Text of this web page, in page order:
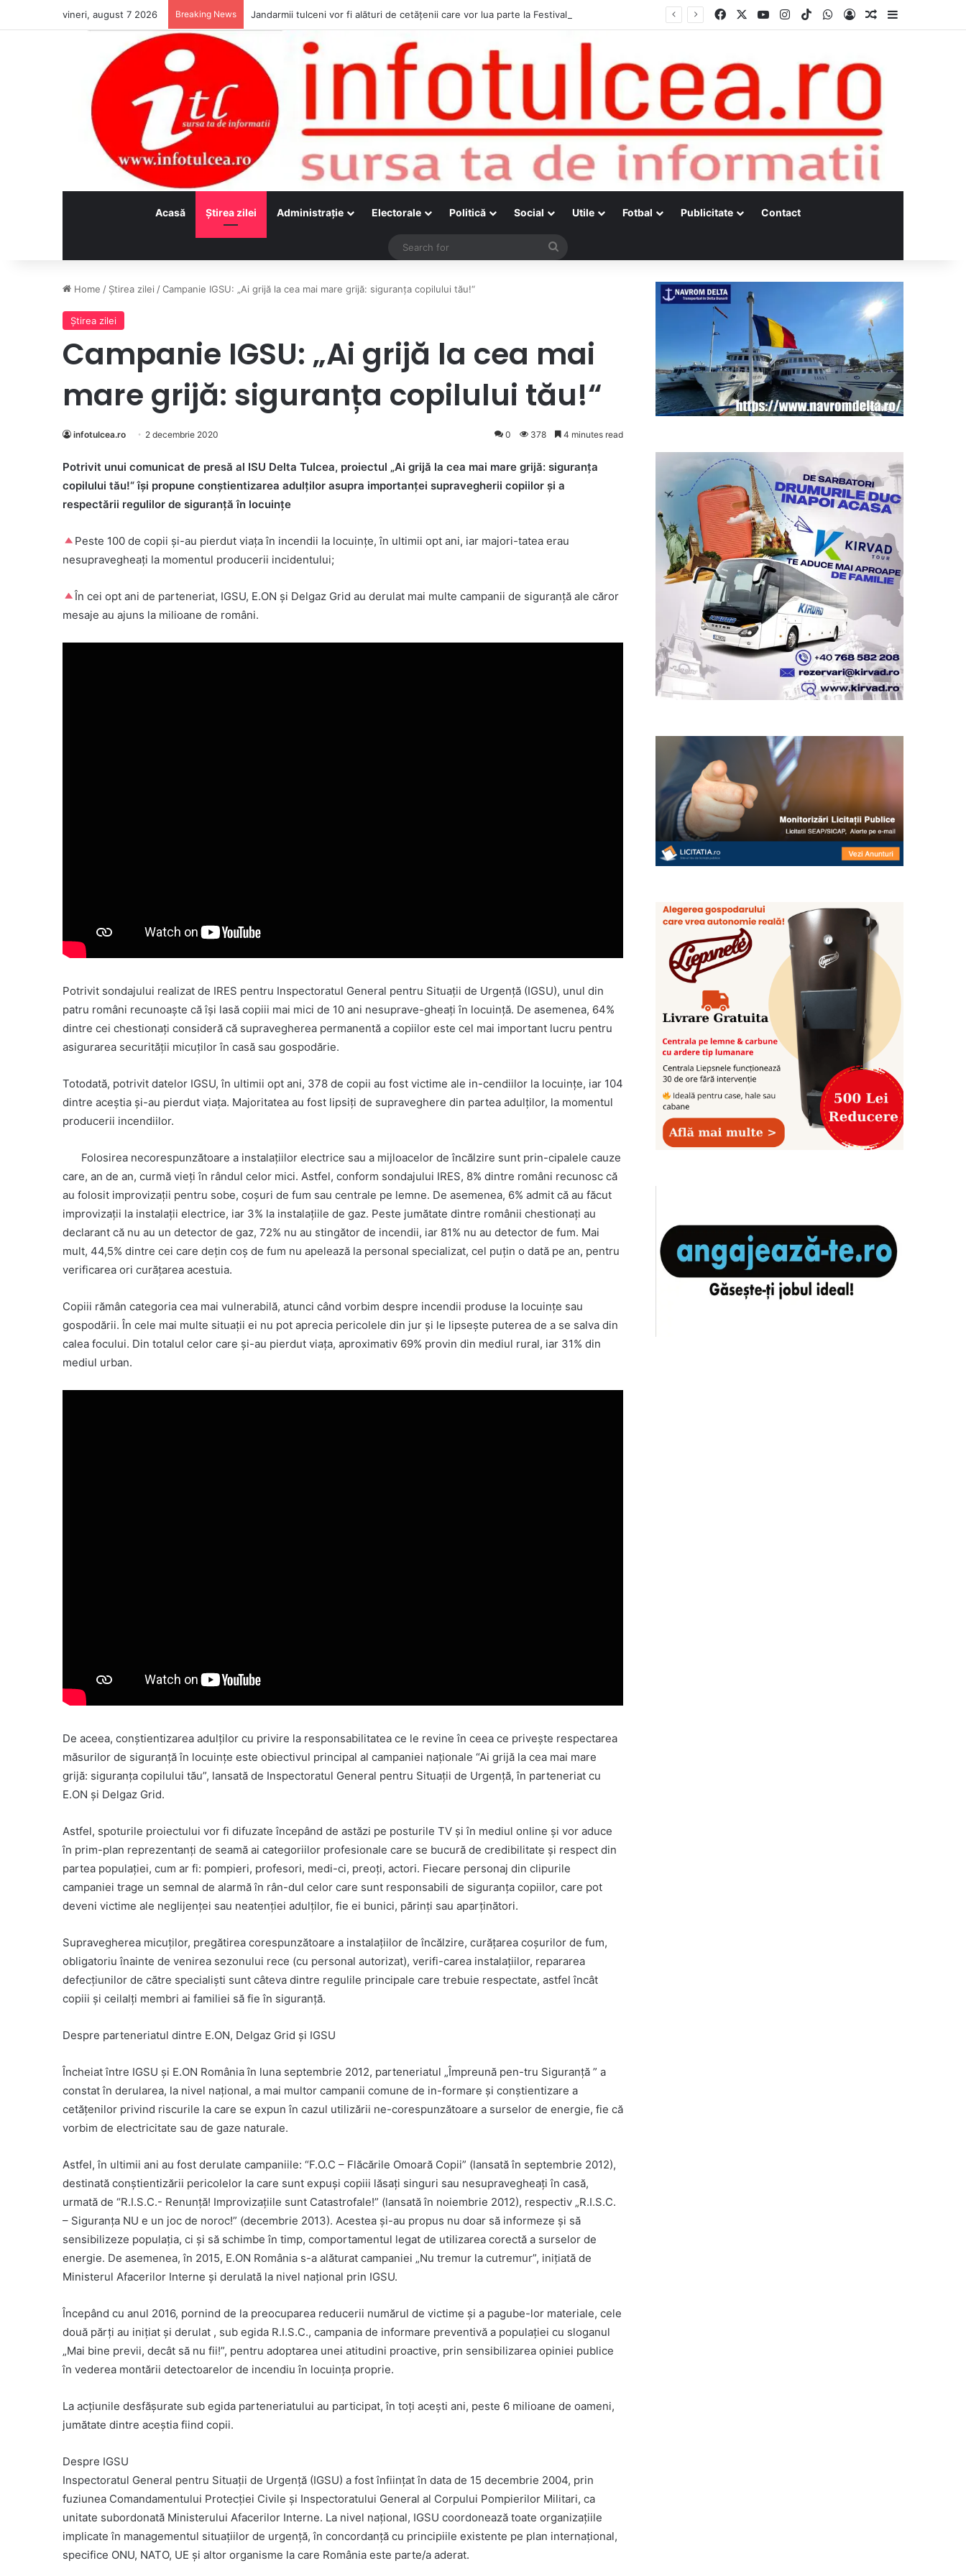
vineri, august 7 2026 Breaking News Jandarmii tulceni vor fi alături de cetățenii care vor lua parte la Festivalul Folk Țestos Facebook YouTubeInstagram
TikTokWhatsApp
Log InRandom Article
Acasă Ştirea zilei Administraţie Electorale Politică Social Utile Fotbal Publicitate Contact
Search
Home / Ştirea zilei /Campanie IGSU: „Ai grijă la cea mai mare grijă: siguranța copilului tău!“
Ştirea zilei
Campanie IGSU: „Ai grijă la cea mai
mare grijă: siguranța copilului tău!“
infotulcea.ro 2 decembrie 2020 0 378 4 minutes read
Potrivit unui comunicat de presă al ISU Delta Tulcea, proiectul „Ai grijă la cea mai mare grijă: siguranța
copilului tău!“ își propune conștientizarea adulților asupra importanței supravegherii copiilor și a
respectării regulilor de siguranță în locuințe
Peste 100 de copii și-au pierdut viața în incendii la locuințe, în ultimii opt ani, iar majori-tatea erau
nesupravegheați la momentul producerii incidentului;
În cei opt ani de parteneriat, IGSU, E.ON și Delgaz Grid au derulat mai multe campanii de siguranță ale căror
mesaje au ajuns la milioane de români.
Potrivit sondajului realizat de IRES pentru Inspectoratul General pentru Situații de Urgență (IGSU), unul din
patru români recunoaște că își lasă copiii mai mici de 10 ani nesuprave-gheați în locuință. De asemenea, 64%
dintre cei chestionați consideră că supravegherea permanentă a copiilor este cel mai important lucru pentru
asigurarea securității micuților în casă sau gospodărie.
Totodată, potrivit datelor IGSU, în ultimii opt ani, 378 de copii au fost victime ale in-cendiilor la locuinţe, iar 104
dintre aceştia şi-au pierdut viaţa. Majoritatea au fost lipsiţi de supraveghere din partea adulților, la momentul
producerii incendiilor.
Folosirea necorespunzătoare a instalaţiilor electrice sau a mijloacelor de încălzire sunt prin-cipalele cauze
care, an de an, curmă vieţi în rândul celor mici. Astfel, conform sondajului IRES, 8% dintre români recunosc că
au folosit improvizații pentru sobe, coșuri de fum sau centrale pe lemne. De asemenea, 6% admit că au făcut
improvizații la instalații electrice, iar 3% la instalațiile de gaz. Peste jumătate dintre românii chestionați au
declarant că nu au un detector de gaz, 72% nu au stingător de incendii, iar 81% nu au detector de fum. Mai
mult, 44,5% dintre cei care dețin coș de fum nu apelează la personal specializat, cel puțin o dată pe an, pentru
verificarea ori curățarea acestuia.
Copiii rămân categoria cea mai vulnerabilă, atunci când vorbim despre incendii produse la locuințe sau
gospodării. În cele mai multe situații ei nu pot aprecia pericolele din jur și le lipsește puterea de a se salva din
calea focului. Din totalul celor care și-au pierdut viața, aproximativ 69% provin din mediul rural, iar 31% din
mediul urban.
De aceea, conștientizarea adulților cu privire la responsabilitatea ce le revine în ceea ce privește respectarea
măsurilor de siguranță în locuințe este obiectivul principal al campaniei naționale “Ai grijă la cea mai mare
grijă: siguranța copilului tău”, lansată de Inspectoratul General pentru Situații de Urgență, în parteneriat cu
E.ON și Delgaz Grid.
Astfel, spoturile proiectului vor fi difuzate începând de astăzi pe posturile TV și în mediul online și vor aduce
în prim-plan reprezentanți de seamă ai categoriilor profesionale care se bucură de credibilitate și respect din
partea populației, cum ar fi: pompieri, profesori, medi-ci, preoți, actori. Fiecare personaj din clipurile
campaniei trage un semnal de alarmă în rân-dul celor care sunt responsabili de siguranța copiilor, care pot
deveni victime ale neglijenței sau neatenției adulților, fie ei bunici, părinți sau aparținători.
Supravegherea micuților, pregătirea corespunzătoare a instalațiilor de încălzire, curățarea coșurilor de fum,
obligatoriu înainte de venirea sezonului rece (cu personal autorizat), verifi-carea instalațiilor, repararea
defecțiunilor de către specialiști sunt câteva dintre regulile principale care trebuie respectate, astfel încât
copiii și ceilalți membri ai familiei să fie în siguranță.
Despre parteneriatul dintre E.ON, Delgaz Grid și IGSU
Încheiat între IGSU şi E.ON România în luna septembrie 2012, parteneriatul „Împreună pen-tru Siguranţă ” a
constat în derularea, la nivel naţional, a mai multor campanii comune de in-formare şi conştientizare a
cetăţenilor privind riscurile la care se expun în cazul utilizării ne-corespunzătoare a surselor de energie, fie că
vorbim de electricitate sau de gaze naturale.
Astfel, în ultimii ani au fost derulate campaniile: “F.O.C – Flăcările Omoară Copii” (lansată în septembrie 2012),
destinată conştientizării pericolelor la care sunt expuşi copiii lăsaţi singuri sau nesupravegheaţi în casă,
urmată de “R.I.S.C.- Renunţă! Improvizaţiile sunt Catastrofale!” (lansată în noiembrie 2012), respectiv „R.I.S.C.
– Siguranţa NU e un joc de noroc!” (decembrie 2013). Acestea şi-au propus nu doar să informeze şi să
sensibilizeze populaţia, ci şi să schimbe în timp, comportamentul legat de utilizarea corectă a surselor de
energie. De asemenea, în 2015, E.ON România s-a alăturat campaniei „Nu tremur la cutremur”, iniţiată de
Ministerul Afacerilor Interne şi derulată la nivel naţional prin IGSU.
Începând cu anul 2016, pornind de la preocuparea reducerii numărul de victime şi a pagube-lor materiale, cele
două părţi au iniţiat și derulat , sub egida R.I.S.C., campania de informare preventivă a populaţiei cu sloganul
„Mai bine previi, decât să nu fii!”, pentru adoptarea unei atitudini proactive, prin sensibilizarea opiniei publice
în vederea montării detectoarelor de incendiu în locuinţa proprie.
La acţiunile desfăşurate sub egida parteneriatului au participat, în toţi aceşti ani, peste 6 milioane de oameni,
jumătate dintre aceştia fiind copii.
Despre IGSU
Inspectoratul General pentru Situaţii de Urgenţă (IGSU) a fost înfiinţat în data de 15 decembrie 2004, prin
fuziunea Comandamentului Protecţiei Civile şi Inspectoratului General al Corpului Pompierilor Militari, ca
unitate subordonată Ministerului Afacerilor Interne. La nivel naţional, IGSU coordonează toate organizaţiile
implicate în managementul situaţiilor de urgenţă, în concordanţă cu principiile existente pe plan internaţional,
specifice ONU, NATO, UE şi altor organisme la care România este parte/a aderat.